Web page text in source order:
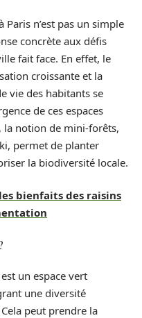
Paris n’est pas un simple
concrète aux défis
fait face. En effet, le
croissante et la
vie des habitants se
de ces espaces
la notion de mini-forêts,
permet de planter
la biodiversité locale.
bienfaits des raisins
un espace vert
une diversité
peut prendre la